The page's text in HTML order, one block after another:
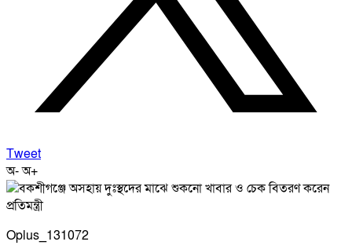
Tweet
অ-অ+
Oplus_131072